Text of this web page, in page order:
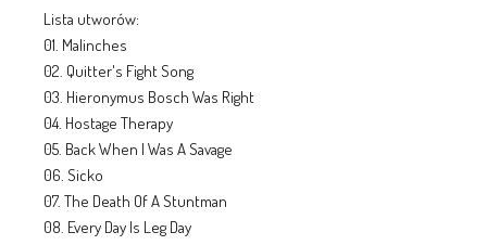
Lista utworów:
01. Malinches
02. Quitter's Fight Song
03. Hieronymus Bosch Was Right
04. Hostage Therapy
05. Back When I Was A Savage
06. Sicko
07. The Death Of A Stuntman
08. Every Day Is Leg Day